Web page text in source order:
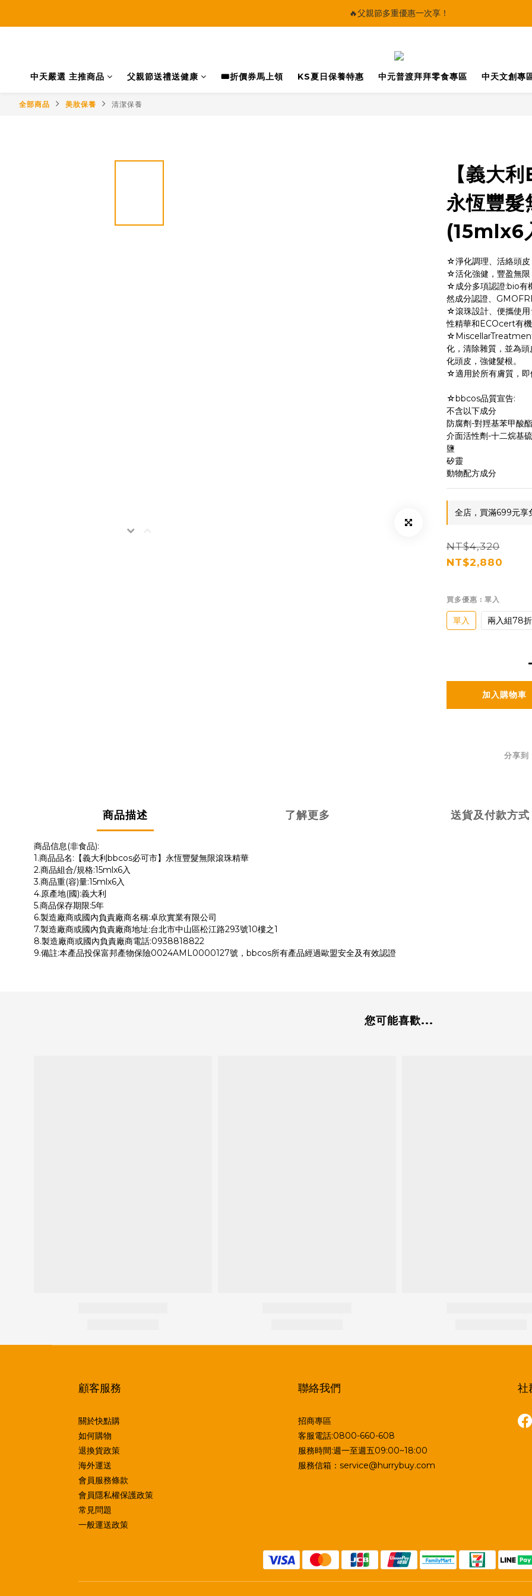
🔥父親節多重優惠一次享！
🔥父親節多重優惠一次享！
中天嚴選 主推商品 父親節送禮送健康 🎟️折價券馬上領 KS夏日保養特惠 中元普渡拜拜零食專區 中天文創專
全部商品 美妝保養 清潔保養
【義大
永恆豐髮
(15mlx6
☆淨化調理、活絡頭皮
☆活化強健，豐盈無限
☆成分多項認證:bio有
然成分認證、
☆滾珠設計、便攜使
性精華和ECOcert有
☆MiscellarTreatment
化，清除雜質，並為
化頭皮，強健髮根。
☆適用於所有膚質，即
☆bbcos品質宣告:
不含以下成分
防腐劑-對羥基苯甲酸酯
介面活性劑-十二烷基
鹽
矽靈
動物配方成分
全店，買滿699元享
NT$4,320
NT$2,880
買多優惠 : 單入
單入 兩入組78折
加入購物車
分享到
商品描述 了解更多 送貨及付款方式
商品信息(非食品):
1.商品品名:【義大利bbcos必可市】永恆豐髮無限滾珠精華
2.商品組合/規格:15mlx6入
3.商品重(容)量:15mlx6入
4.原產地(國):義大利
5.商品保存期限:5年
6.製造廠商或國內負責廠商名稱:卓欣實業有限公司
7.製造廠商或國內負責廠商地址:台北市中山區松江路293號10樓之1
8.製造廠商或國內負責廠商電話:0938818822
9.備註:本產品投保富邦產物保險0024AML0000127號，bbcos所有產品經過歐盟安全及有效認證
您可能喜歡...
顧客服務
關於快點購
如何購物
退換貨政策
海外運送
會員服務條款
會員隱私權保護政策
常見問題
一般運送政策
聯絡我們
招商專區
客服電話:0800-660-608
服務時間:週一至週五09:00~18:00
服務信箱：service@hurrybuy.com
社